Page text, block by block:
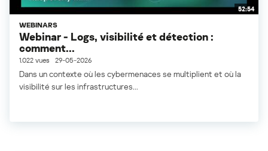
52:54
WEBINARS
Webinar - Logs, visibilité et détection :
comment...
1.022 vues 29-05-2026
Dans un contexte où les cybermenaces se multiplient et où la
visibilité sur les infrastructures...